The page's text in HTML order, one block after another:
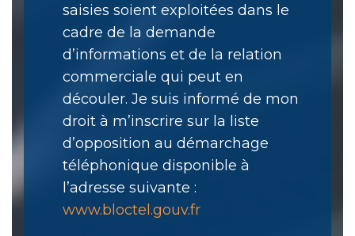
saisies soient exploitées dans le
cadre de la demande
d’informations et de la relation
commerciale qui peut en
découler. Je suis informé de mon
droit à m’inscrire sur la liste
d’opposition au démarchage
téléphonique disponible à
l’adresse suivante :
www.bloctel.gouv.fr